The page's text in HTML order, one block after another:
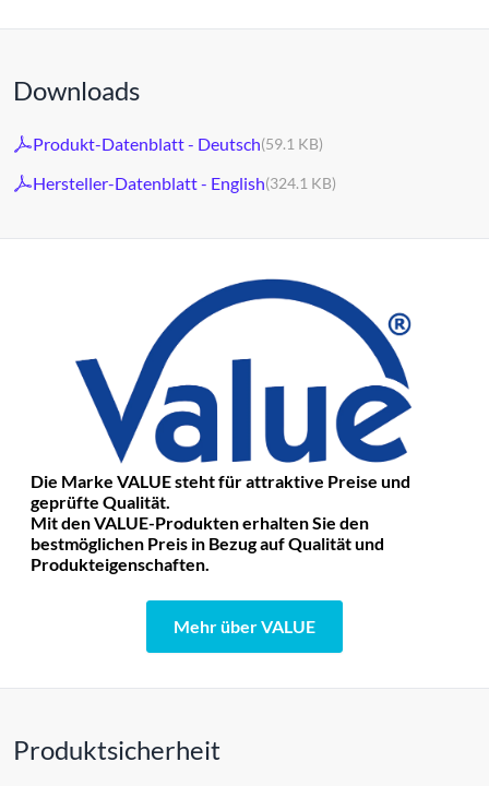
Downloads
Produkt-Datenblatt - Deutsch(59.1 KB)
Hersteller-Datenblatt - English(324.1 KB)
Die Marke VALUE steht für attraktive Preise und
geprüfte Qualität.
Mit den VALUE-Produkten erhalten Sie den
bestmöglichen Preis in Bezug auf Qualität und
Produkteigenschaften.
Mehr über VALUE
Produktsicherheit